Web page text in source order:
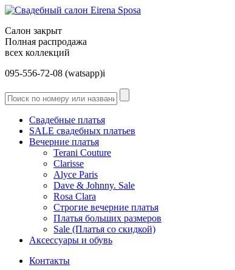
Салон закрыт
Полная распродажа
всех коллекций
095-556-72-08 (watsapp)і
Свадебные платья
SALE cвадебных платьев
Вечерние платья
Terani Couture
Clarisse
Alyce Paris
Dave & Johnny. Sale
Rosa Clara
Строгие вечерние платья
Платья больших размеров
Sale (Платья со скидкой)
Аксессуары и обувь
Контакты